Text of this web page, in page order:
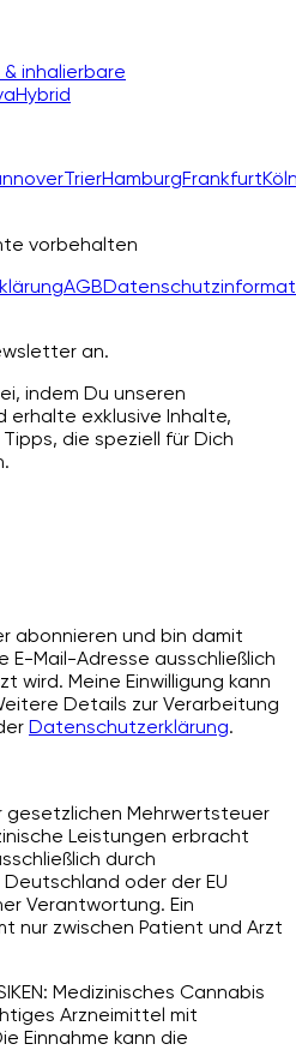
inhalierbare
Hybrid
TrierHamburgFrankfurt
vorbehalten
AGB
an.
indem Du unseren
exklusive Inhalte,
die speziell für Dich
abonnieren und bin damit
E-Mail-Adresse ausschließlich
wird. Meine Einwilligung kann
Details zur Verarbeitung
Datenschutzerklärung.
gesetzlichen Mehrwertsteuer
Leistungen erbracht
durch
oder der EU
Verantwortung. Ein
nur zwischen Patient und Arzt
Medizinisches Cannabis
Arzneimittel mit
Einnahme kann die